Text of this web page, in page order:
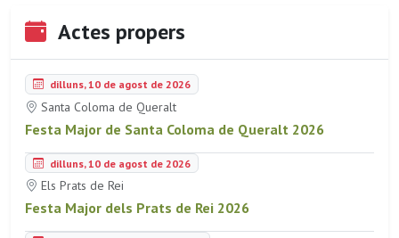
Actes propers
dilluns, 10 de agost de 2026
Santa Coloma de Queralt
Festa Major de Santa Coloma de Queralt 2026
dilluns, 10 de agost de 2026
Els Prats de Rei
Festa Major dels Prats de Rei 2026